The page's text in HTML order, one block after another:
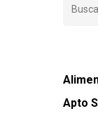
Apto